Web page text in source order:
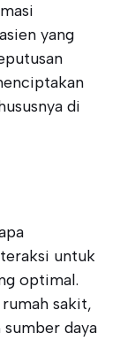
yang
di
untuk
optimal.
sakit,
daya